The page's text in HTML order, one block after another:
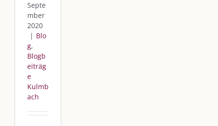
Septe
mber
2020
| Blo
g,
Blogb
eiträg
e
Kulmb
ach